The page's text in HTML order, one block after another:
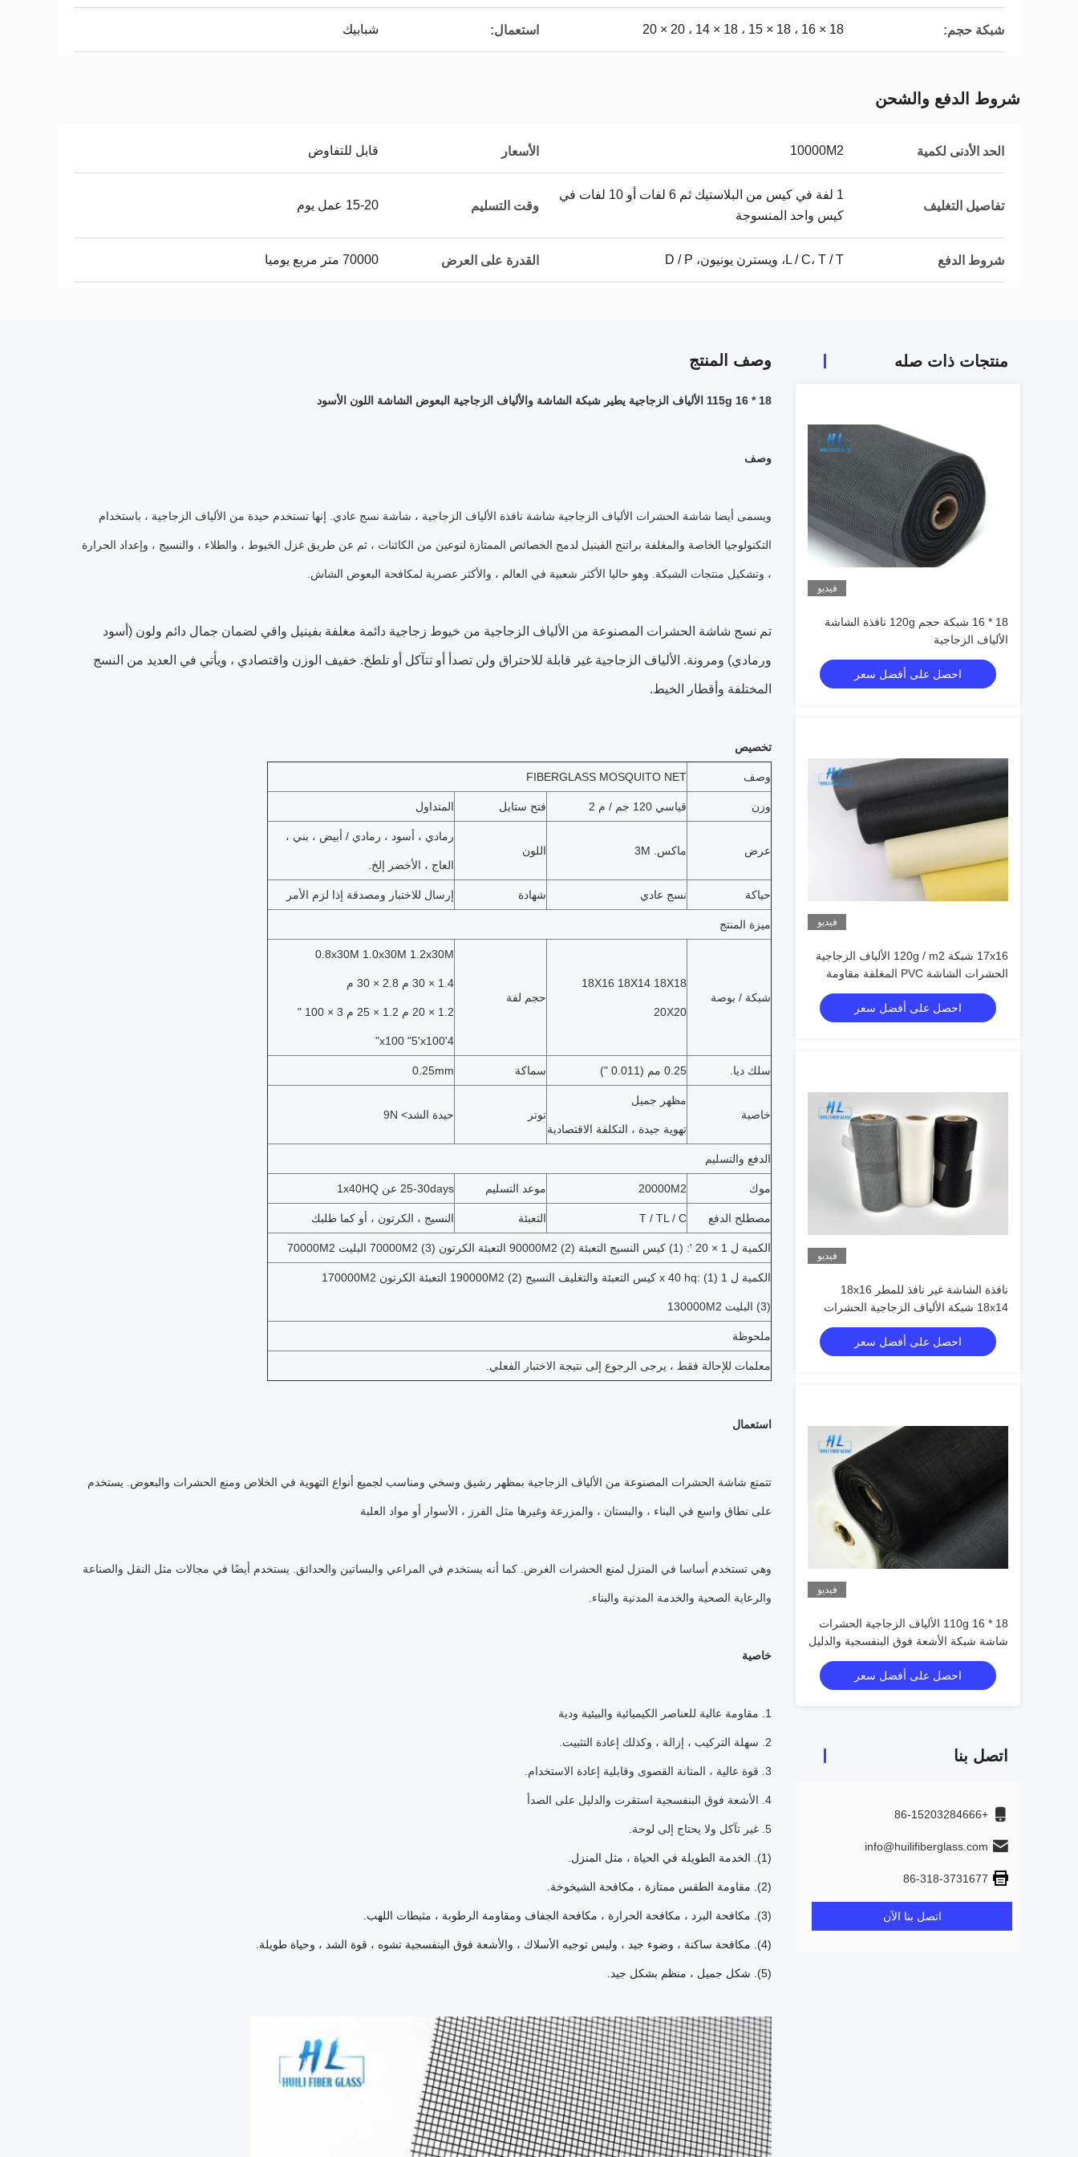
شبكة حجم: 18 × 16 ، 18 × 15 ، 18 × 14 ، 20 × 20 استعمال: شبابيك
شروط الدفع والشحن
الحد الأدنى لكمية 10000M2 الأسعار قابل للتفاوض
تفاصيل التغليف
1 لفة في كيس من البلاستيك ثم 6 لفات أو 10 لفات في
كيس واحد المنسوجة
وقت التسليم 15-20 عمل يوم
شروط الدفع L / C، T / T، ويسترن يونيون، D / P القدرة على العرض 70000 متر مربع يوميا
منتجات ذات صله
فيديو
18 * 16 شبكة حجم 120g نافذة الشاشة
الألياف الزجاجية
احصل على أفضل سعر
فيديو
17x16 شبكة 120g / m2 الألياف الزجاجية
الحشرات الشاشة PVC المغلفة مقاومة
للحريق
احصل على أفضل سعر
فيديو
نافذة الشاشة غير نافذ للمطر 18x16
18x14 شبكة الألياف الزجاجية الحشرات
الشاشة
احصل على أفضل سعر
فيديو
18 * 16 110g الألياف الزجاجية الحشرات
شاشة شبكة الأشعة فوق البنفسجية والدليل
على شكل مستقر
احصل على أفضل سعر
اتصل بنا
+86-15203284666
info@huilifiberglass.com
86-318-3731677
اتصل بنا الآن
وصف المنتج
18 * 16 115g الألياف الزجاجية يطير شبكة الشاشة والألياف الزجاجية البعوض الشاشة اللون الأسود
وصف
ويسمى أيضا شاشة الحشرات الألياف الزجاجية شاشة نافذة الألياف الزجاجية ، شاشة نسج عادي. إنها تستخدم حيدة من الألياف الزجاجية ، باستخدام
التكنولوجيا الخاصة والمغلفة براتنج الفينيل لدمج الخصائص الممتازة لنوعين من الكائنات ، ثم عن طريق غزل الخيوط ، والطلاء ، والنسيج ، وإعداد الحرارة
، وتشكيل منتجات الشبكة. وهو حاليا الأكثر شعبية في العالم ، والأكثر عصرية لمكافحة البعوض الشاش.
تم نسج شاشة الحشرات المصنوعة من الألياف الزجاجية من خيوط زجاجية دائمة مغلفة بفينيل واقي لضمان جمال دائم ولون (أسود
ورمادي) ومرونة. الألياف الزجاجية غير قابلة للاحتراق ولن تصدأ أو تتآكل أو تلطخ. خفيف الوزن واقتصادي ، ويأتي في العديد من النسج
المختلفة وأقطار الخيط.
تخصيص
وصف FIBERGLASS MOSQUITO NET
وزن قياسي 120 جم / م 2 فتح ستايل المتداول
عرض ماكس. 3M اللون
رمادي ، أسود ، رمادي / أبيض ، بني ،
العاج ، الأخضر إلخ.
حياكة نسج عادي شهادة إرسال للاختبار ومصدقة إذا لزم الأمر
ميزة المنتج
شبكة / بوصة
18X16 18X14 18X18
20X20
حجم لفة
0.8x30M 1.0x30M 1.2x30M
1.4 × 30 م 2.8 × 30 م
1.2 × 20 م 1.2 × 25 م 3 × 100 "
4'x100 "5'x100"
سلك ديا. 0.25 مم (0.011 ") سماكة 0.25mm
خاصية
مظهر جميل
تهوية جيدة ، التكلفة الاقتصادية
توتر حيدة الشد> 9N
الدفع والتسليم
موك 20000M2 موعد التسليم 25-30days عن 1x40HQ
مصطلح الدفع T / TL / C التعبئة النسيج ، الكرتون ، أو كما طلبك
الكمية ل 1 × 20 ': (1) كيس النسيج التعبئة 90000M2 (2) التعبئة الكرتون 70000M2 (3) البليت 70000M2
الكمية ل 1 x 40 hq: (1) كيس التعبئة والتغليف النسيج 190000M2 (2) التعبئة الكرتون 170000M2
(3) البليت 130000M2
ملحوظة
معلمات للإحالة فقط ، يرجى الرجوع إلى نتيجة الاختبار الفعلي.
استعمال
تتمتع شاشة الحشرات المصنوعة من الألياف الزجاجية بمظهر رشيق وسخي ومناسب لجميع أنواع التهوية في الخلاص ومنع الحشرات والبعوض. يستخدم
على نطاق واسع في البناء ، والبستان ، والمزرعة وغيرها مثل الفرز ، الأسوار أو مواد العلبة
وهي تستخدم أساسا في المنزل لمنع الحشرات الغرض. كما أنه يستخدم في المراعي والبساتين والحدائق. يستخدم أيضًا في مجالات مثل النقل والصناعة
والرعاية الصحية والخدمة المدنية والبناء.
خاصية
1. مقاومة عالية للعناصر الكيميائية والبيئية ودية
2. سهلة التركيب ، إزالة ، وكذلك إعادة التثبيت.
3. قوة عالية ، المتانة القصوى وقابلية إعادة الاستخدام.
4. الأشعة فوق البنفسجية استقرت والدليل على الصدأ
5. غير تآكل ولا يحتاج إلى لوحة.
(1). الخدمة الطويلة في الحياة ، مثل المنزل.
(2). مقاومة الطقس ممتازة ، مكافحة الشيخوخة.
(3). مكافحة البرد ، مكافحة الحرارة ، مكافحة الجفاف ومقاومة الرطوبة ، مثبطات اللهب.
(4). مكافحة ساكنة ، وضوء جيد ، وليس توجيه الأسلاك ، والأشعة فوق البنفسجية تشوه ، قوة الشد ، وحياة طويلة.
(5). شكل جميل ، منظم بشكل جيد.